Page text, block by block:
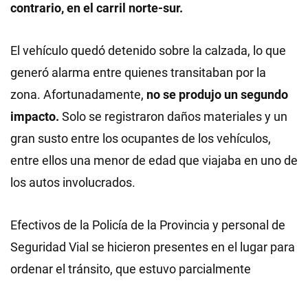
contrario, en el carril norte-sur.
El vehículo quedó detenido sobre la calzada, lo que
generó alarma entre quienes transitaban por la
zona. Afortunadamente, no se produjo un segundo
impacto. Solo se registraron daños materiales y un
gran susto entre los ocupantes de los vehículos,
entre ellos una menor de edad que viajaba en uno de
los autos involucrados.
Efectivos de la Policía de la Provincia y personal de
Seguridad Vial se hicieron presentes en el lugar para
ordenar el tránsito, que estuvo parcialmente